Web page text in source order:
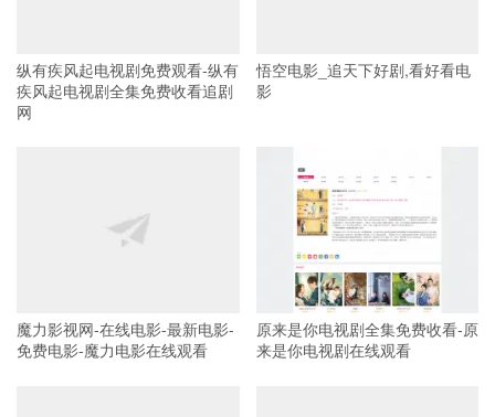
纵有疾风起电视剧免费观看-纵有
疾风起电视剧全集免费收看追剧
网
悟空电影_追天下好剧,看好看电
影
魔力影视网-在线电影-最新电影-
免费电影-魔力电影在线观看
原来是你电视剧全集免费收看-原
来是你电视剧在线观看